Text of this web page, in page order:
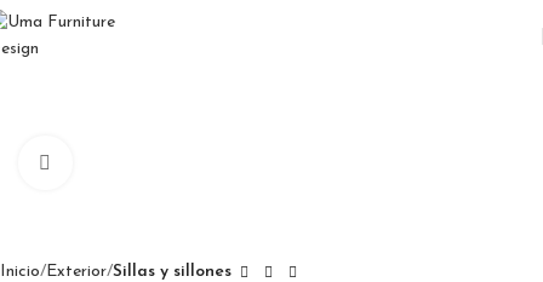
Inicio Exterior Sillas y sillones